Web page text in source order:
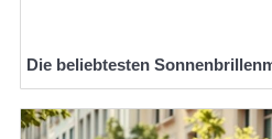
Die beliebtesten